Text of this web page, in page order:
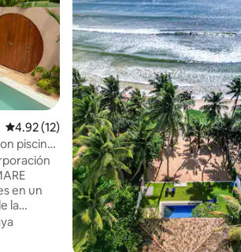
Calificación promedio: 4.92 de 5, 12 reseñas
4.92 (12)
piscina
en un
la
con la